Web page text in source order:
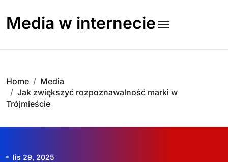
content
Media w internecie
Home
Media
Jak zwiększyć rozpoznawalność marki w
Trójmieście
lis 29, 2025